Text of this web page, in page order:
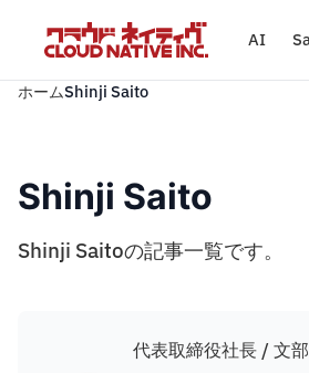
AI
ホームShinji Saito
Shinji Saito
Shinji Saitoの記事一覧です。
代表取締役社長 / 文